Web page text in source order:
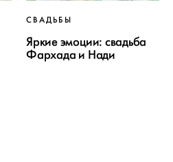
СВАДЬБЫ
Яркие эмоции: свадьба
Фархада и Нади